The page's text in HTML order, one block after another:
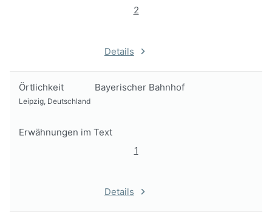
2
Details
Örtlichkeit Bayerischer Bahnhof
Leipzig, Deutschland
Erwähnungen im Text
1
Details